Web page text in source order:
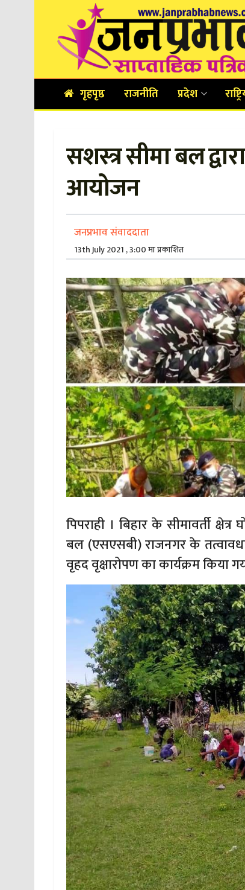
गृहपृष्ठ राजनीति प्रदेश
सशस्त्र सीमा बल
आयोजन
जनप्रभाव संवाददाता
13th July 2021 , 3:00 मा प्रकाशित
पिपराही । बिहार के सीमावर्ती
बल (एसएसबी) राजनगर के
वृहद वृक्षारोपण का कार्यक्रम किया